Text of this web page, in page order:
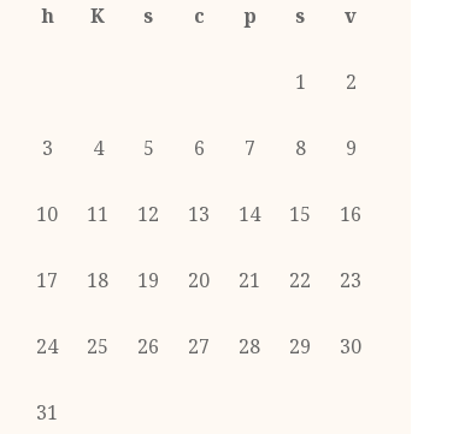
h K s c p s v
1 2
3 4 5 6 7 8 9
10 11 12 13 14 15 16
17 18 19 20 21 22 23
24 25 26 27 28 29 30
31